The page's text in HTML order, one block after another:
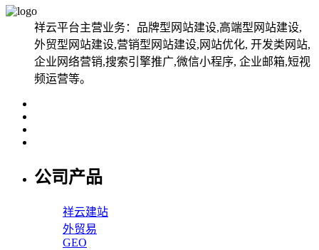
祥云平台主营业务：品牌型网站建设,高端型网站建设,
外贸型网站建设,营销型网站建设,网站优化, 开发类网站,
企业网络营销,搜索引擎推广,微信小程序, 企业邮箱,短视
频运营等。
公司产品
祥云建站
外贸易
GEO